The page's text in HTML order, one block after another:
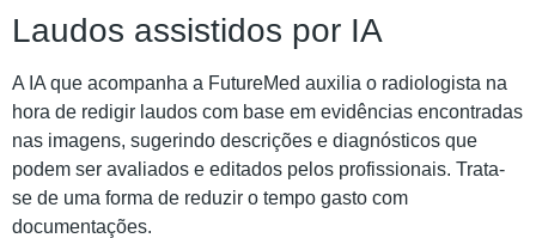
Laudos assistidos por IA
A IA que acompanha a FutureMed auxilia o radiologista na
hora de redigir laudos com base em evidências encontradas
nas imagens, sugerindo descrições e diagnósticos que
podem ser avaliados e editados pelos profissionais. Trata-
se de uma forma de reduzir o tempo gasto com
documentações.